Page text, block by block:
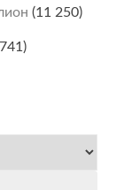
(11 250)